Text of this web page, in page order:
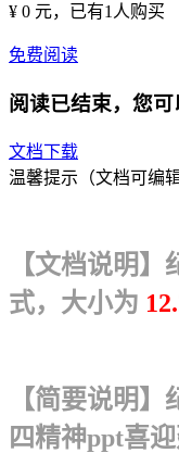
¥ 0 元，已有1 人购买
免费阅读
阅读已结束，您
文档下载
温馨提示（文档可编
【文档说明
式，大小为
【简要说明
四精神ppt喜